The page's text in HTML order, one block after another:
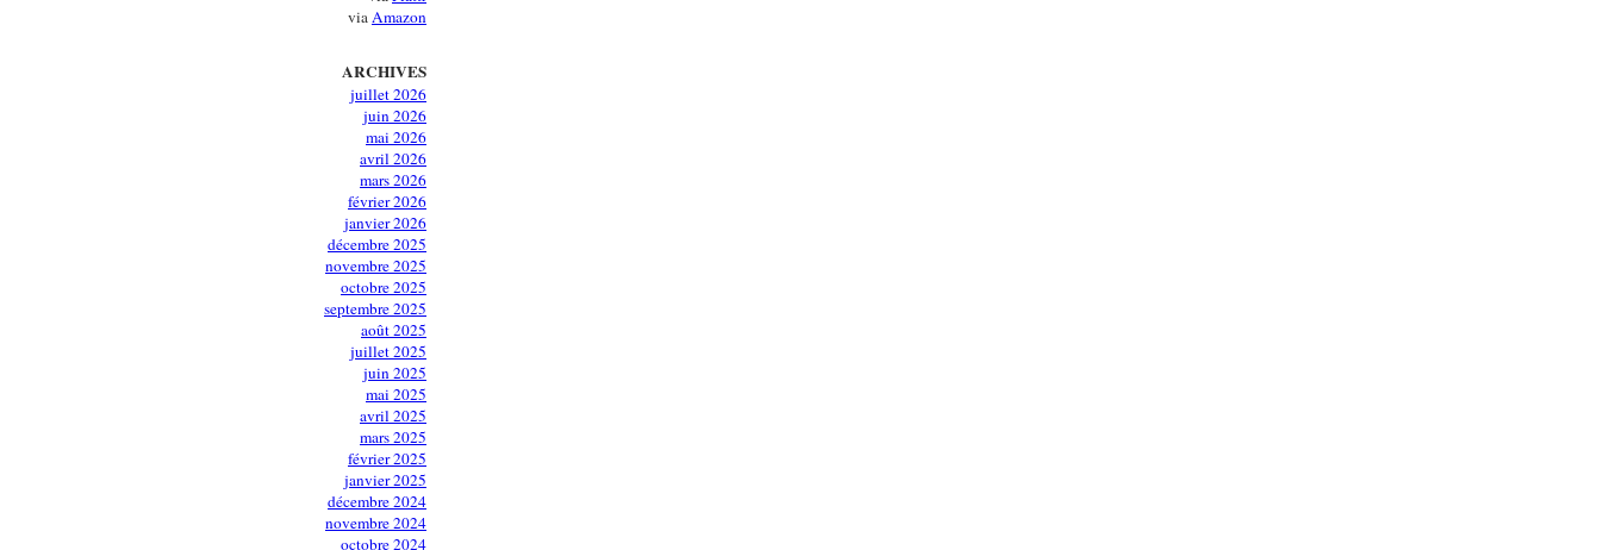
viaAmazon
ARCHIVES
juillet 2026
juin 2026
mai 2026
avril 2026
mars 2026
février 2026
janvier 2026
décembre 2025
novembre 2025
octobre 2025
septembre 2025
août 2025
juillet 2025
juin 2025
mai 2025
avril 2025
mars 2025
février 2025
janvier 2025
décembre 2024
novembre 2024
octobre 2024